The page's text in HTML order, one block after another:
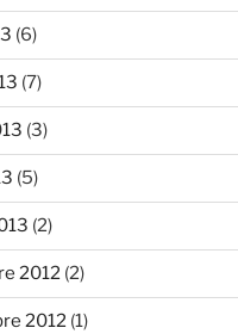
(6)
(7)
(3)
(5)
(2)
2012 (2)
2012 (1)